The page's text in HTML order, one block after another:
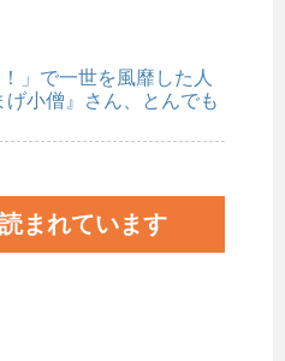
」で一世を風靡した人
小僧』さん、とんでも
まれています